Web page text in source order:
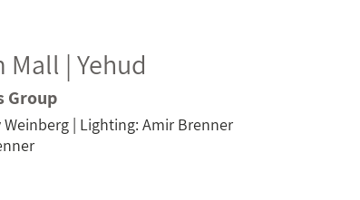
Mall | Yehud
Group
| Lighting: Amir Brenner